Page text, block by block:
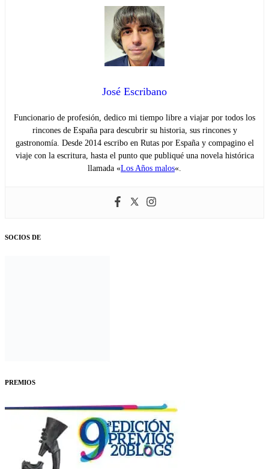
José Escribano
Funcionario de profesión, dedico mi tiempo libre a viajar por todos los
rincones de España para descubrir su historia, sus rincones y
gastronomía. Desde 2014 escribo en Rutas por España y compagino el
viaje con la escritura, hasta el punto que publiqué una novela histórica
llamada «Los Años malos«.
SOCIOS DE
PREMIOS